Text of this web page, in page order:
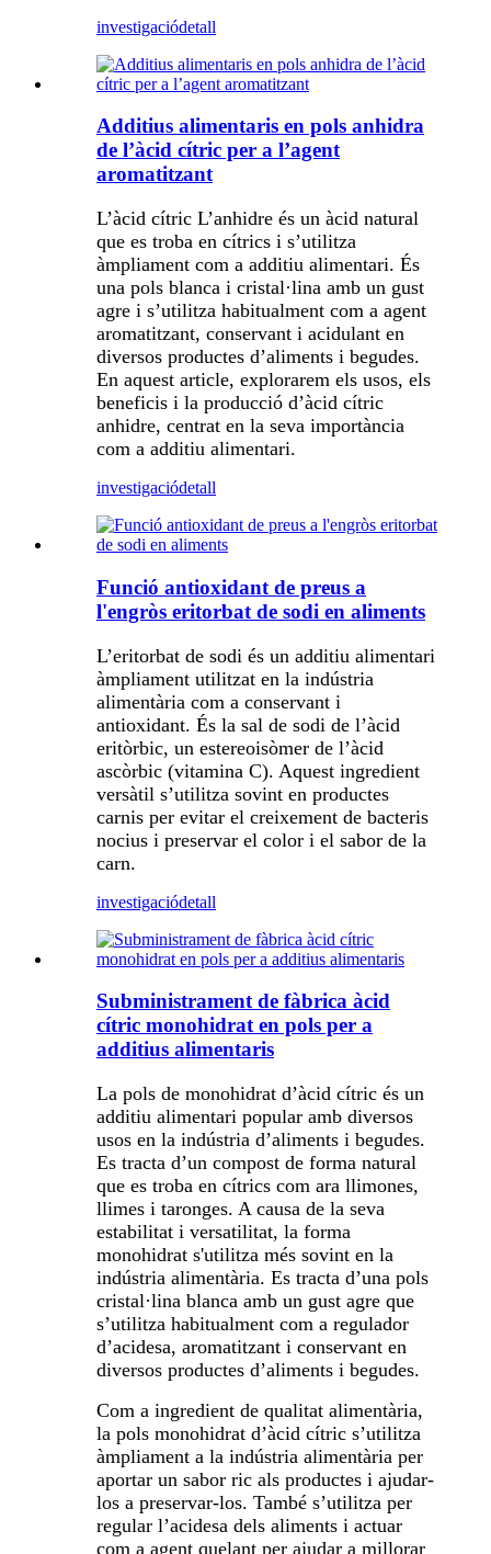
investigaciódetall
Additius alimentaris en pols anhidra
de l’àcid cítric per a l’agent
aromatitzant
L’àcid cítric L’anhidre és un àcid natural
que es troba en cítrics i s’utilitza
àmpliament com a additiu alimentari. És
una pols blanca i cristal·lina amb un gust
agre i s’utilitza habitualment com a agent
aromatitzant, conservant i acidulant en
diversos productes d’aliments i begudes.
En aquest article, explorarem els usos, els
beneficis i la producció d’àcid cítric
anhidre, centrat en la seva importància
com a additiu alimentari.
investigaciódetall
Funció antioxidant de preus a
l'engròs eritorbat de sodi en aliments
L’eritorbat de sodi és un additiu alimentari
àmpliament utilitzat en la indústria
alimentària com a conservant i
antioxidant. És la sal de sodi de l’àcid
eritòrbic, un estereoisòmer de l’àcid
ascòrbic (vitamina C). Aquest ingredient
versàtil s’utilitza sovint en productes
carnis per evitar el creixement de bacteris
nocius i preservar el color i el sabor de la
carn.
investigaciódetall
Subministrament de fàbrica àcid
cítric monohidrat en pols per a
additius alimentaris
La pols de monohidrat d’àcid cítric és un
additiu alimentari popular amb diversos
usos en la indústria d’aliments i begudes.
Es tracta d’un compost de forma natural
que es troba en cítrics com ara llimones,
llimes i taronges. A causa de la seva
estabilitat i versatilitat, la forma
monohidrat s'utilitza més sovint en la
indústria alimentària. Es tracta d’una pols
cristal·lina blanca amb un gust agre que
s’utilitza habitualment com a regulador
d’acidesa, aromatitzant i conservant en
diversos productes d’aliments i begudes.
Com a ingredient de qualitat alimentària,
la pols monohidrat d’àcid cítric s’utilitza
àmpliament a la indústria alimentària per
aportar un sabor ric als productes i ajudar-
los a preservar-los. També s’utilitza per
regular l’acidesa dels aliments i actuar
com a agent quelant per ajudar a millorar